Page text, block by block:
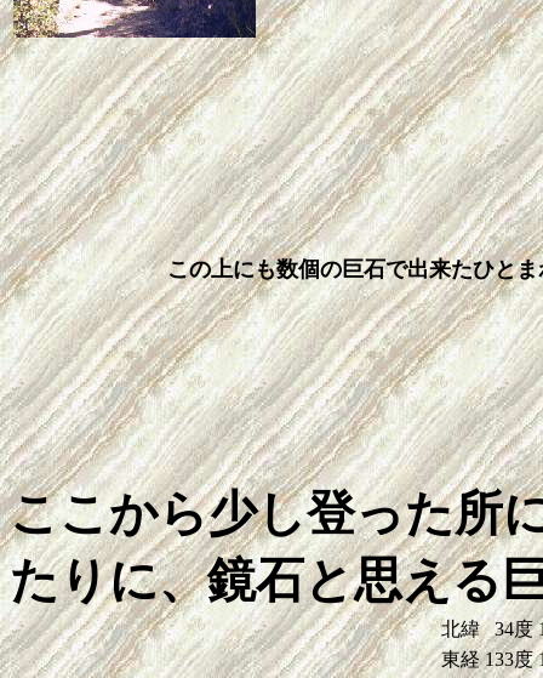
この上にも数個の巨石で出来たひと
ここから少し登った所
たりに、鏡石と思える
北緯 34度
東経 133度